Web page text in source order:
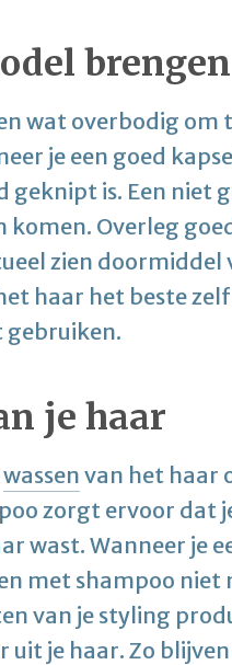
brengen
wat overbodig om
je een goed
geknipt is. Een niet
komen. Overleg
zien doormiddel
haar het beste
gebruiken.
je haar
wassen van het haar
zorgt ervoor dat
wast. Wanneer je
met shampoo
van je styling
uit je haar. Zo